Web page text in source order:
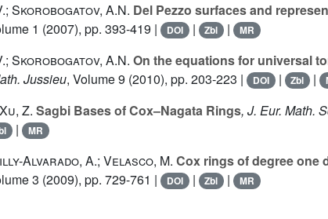
Skorobogatov, A.N. Del Pezzo surfaces and
1 (2007), pp. 393-419 | DOI | Zbl | MR
Skorobogatov, A.N. On the equations for universal
Jussieu, Volume 9 (2010), pp. 203-223 | DOI | Zbl |
Z. Sagbi Bases of Cox–Nagata Rings, J. Eur. Math.
| MR
Alvarado, A.; Velasco, M. Cox rings of degree one
3 (2009), pp. 729-761 | DOI | Zbl | MR